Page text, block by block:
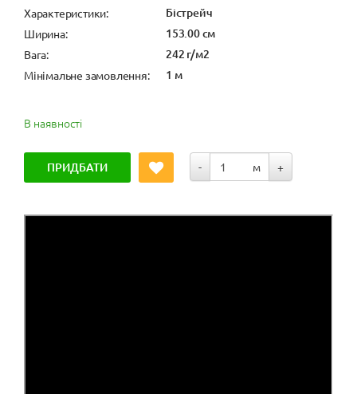
Характеристики: Бістрейч
Ширина: 153.00 см
Вага: 242 г/м2
Мінімальне замовлення: 1 м
В наявності
ПРИДБАТИ - м +